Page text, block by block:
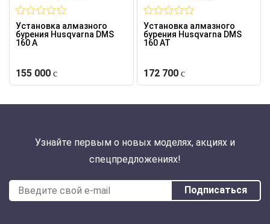
Установка алмазного
бурения Husqvarna DMS
160 A
155 000
Установка алмазного
бурения Husqvarna DMS
160 AT
172 700
Узнайте первым о новых моделях, акциях и
спецпредложениях!
Подписаться